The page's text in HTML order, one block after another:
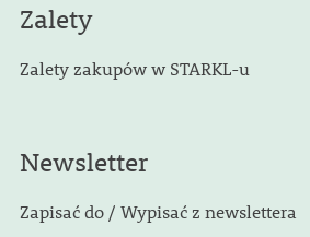
Zalety
Zalety zakupów w STARKL-u
Newsletter
Zapisać do / Wypisać z newslettera